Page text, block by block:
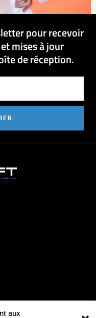
aux
pour recevoir
mises à jour
de réception.